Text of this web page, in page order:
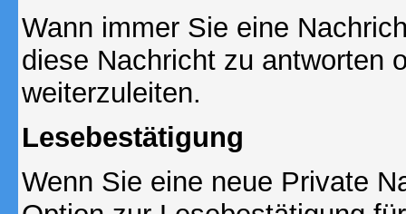
Wann immer Sie eine
diese Nachricht zu antworten
weiterzuleiten.
Lesebestätigung
Wenn Sie eine neue Private